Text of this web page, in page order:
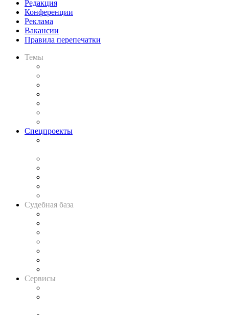
Редакция
Конференции
Реклама
Вакансии
Правила перепечатки
Темы
Спецпроекты
Судебная база
Сервисы